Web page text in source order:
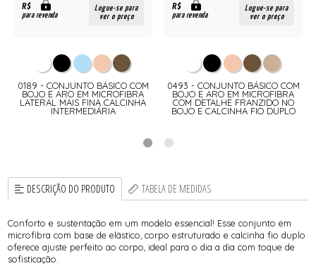
R$
para revenda
Logue-se para
ver o preço
0189 - CONJUNTO BÁSICO COM
BOJO E ARO EM MICROFIBRA
LATERAL MAIS FINA CALCINHA
INTERMEDIÁRIA
R$
para revenda
Logue-se para
ver o preço
0493 - CONJUNTO BÁSICO COM
BOJO E ARO EM MICROFIBRA
COM DETALHE FRANZIDO NO
BOJO E CALCINHA FIO DUPLO
DESCRIÇÃO DO PRODUTO TABELA DE MEDIDAS
Conforto e sustentação em um modelo essencial! Esse conjunto em
microfibra com base de elástico, corpo estruturado e calcinha fio duplo
oferece ajuste perfeito ao corpo, ideal para o dia a dia com toque de
sofisticação.